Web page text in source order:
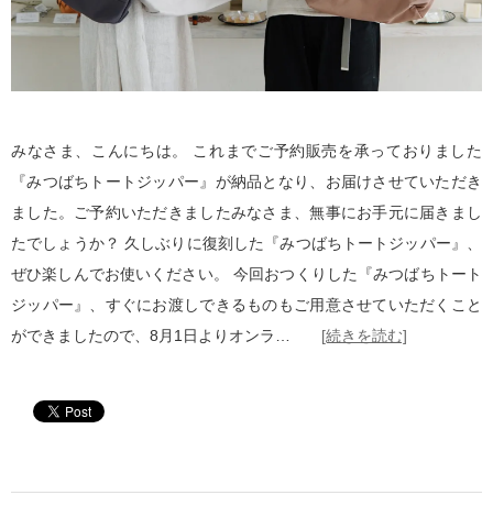
みなさま、こんにちは。 これまでご予約販売を承っておりました
『みつばちトートジッパー』が納品となり、お届けさせていただき
ました。ご予約いただきましたみなさま、無事にお手元に届きまし
たでしょうか？ 久しぶりに復刻した『みつばちトートジッパー』、
ぜひ楽しんでお使いください。 今回おつくりした『みつばちトート
ジッパー』、すぐにお渡しできるものもご用意させていただくこと
ができましたので、8月1日よりオンラ… [続きを読む]